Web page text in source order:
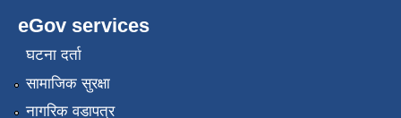
eGov services
घटना दर्ता
सामाजिक सुरक्षा
नागरिक वडापत्र